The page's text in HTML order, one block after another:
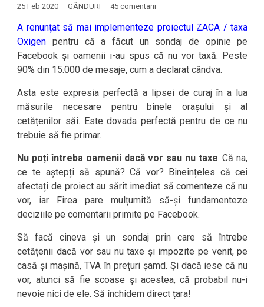
25 Feb 2020 · GÂNDURI · 45 comentarii
A renunțat să mai implementeze proiectul ZACA / taxa
Oxigen pentru că a făcut un sondaj de opinie pe
Facebook și oamenii i-au spus că nu vor taxă. Peste
90% din 15.000 de mesaje, cum a declarat cândva.
Asta este expresia perfectă a lipsei de curaj în a lua
măsurile necesare pentru binele orașului și al
cetățenilor săi. Este dovada perfectă pentru de ce nu
trebuie să fie primar.
Nu poți întreba oamenii dacă vor sau nu taxe. Că na,
ce te aștepți să spună? Că vor? Bineînțeles că cei
afectați de proiect au sărit imediat să comenteze că nu
vor, iar Firea pare mulțumită să-și fundamenteze
deciziile pe comentarii primite pe Facebook.
Să facă cineva și un sondaj prin care să întrebe
cetățenii dacă vor sau nu taxe și impozite pe venit, pe
casă și mașină, TVA în prețuri șamd. Și dacă iese că nu
vor, atunci să fie scoase și acestea, că probabil nu-i
nevoie nici de ele. Să închidem direct țara!